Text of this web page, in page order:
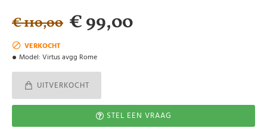
VERKOCHT
Model: Virtus avgg Rome
€ 99,00
€ 110,00
UITVERKOCHT
STEL EEN VRAAG